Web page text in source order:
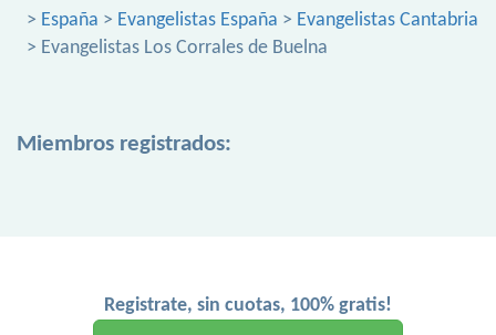
> España > Evangelistas España > Evangelistas Cantabria
> Evangelistas Los Corrales de Buelna
Miembros registrados:
Registrate, sin cuotas, 100% gratis!